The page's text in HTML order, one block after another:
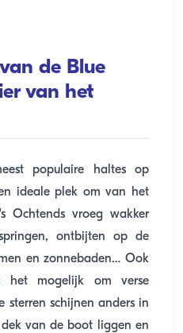
de Blue
van het
populaire haltes op
ideale plek om van het
Ochtends vroeg wakker
ontbijten op de
en zonnebaden… Ook
het mogelijk om verse
sterren schijnen anders in
van de boot liggen en